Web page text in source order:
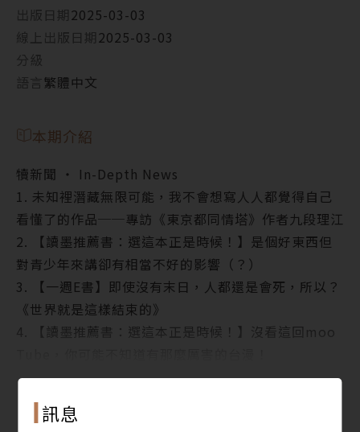
訊息
出版日期2025-03-03
線上出版日期2025-03-03
分級
語言繁體中文
本期介紹
犢新聞 ‧ In-Depth News
1. 未知裡潛藏無限可能，我不會想寫人人都覺得自己
看懂了的作品──專訪《東京都同情塔》作者九段理江
2. 【讀墨推薦書：選這本正是時候！】是個好東西但
對青少年來講卻有相當不好的影響（？）
3. 【一週E書】即使沒有末日，人都還是會死，所以？
《世界就是這樣結束的》
4. 【讀墨推薦書：選這本正是時候！】沒看這回moo
5. 奮鬥故事、職場傳奇，大企業與政治體，以及習近
平──《父親，福斯汽車與中國》新書發表會側記
犢人物 ‧ People